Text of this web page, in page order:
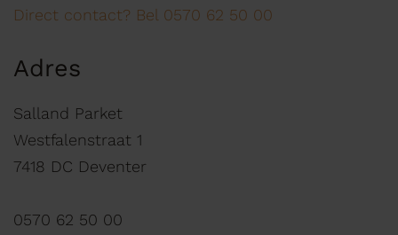
Direct contact? Bel 0570 62 50 00
Adres
Salland Parket
Westfalenstraat 1
7418 DC Deventer
0570 62 50 00